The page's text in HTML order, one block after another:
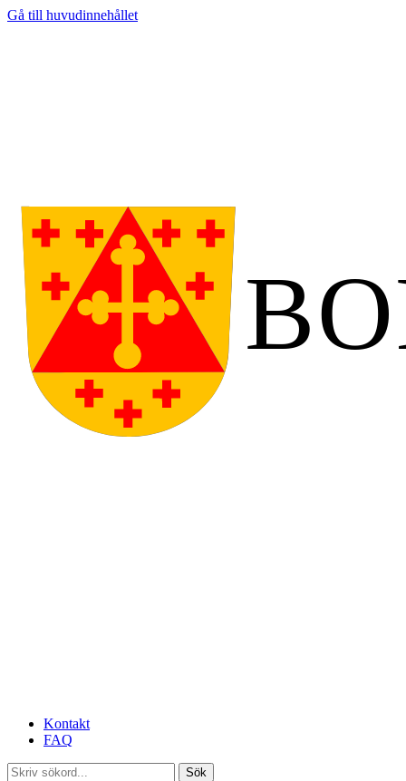
Gå till huvudinnehållet
Kontakt
FAQ
Sök